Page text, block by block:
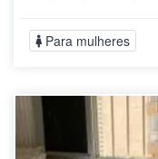
Para mulheres